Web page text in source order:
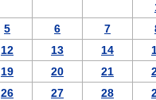
5 6 7
12 13 14
19 20 21
26 27 28